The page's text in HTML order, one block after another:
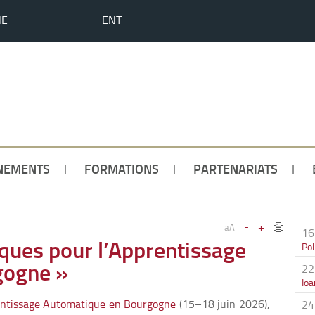
ENT
FORMATIONS PARTENARIATS
aA - +
pour l’Apprentissage
»
Automatique en Bourgogne (15–18 juin 2026),